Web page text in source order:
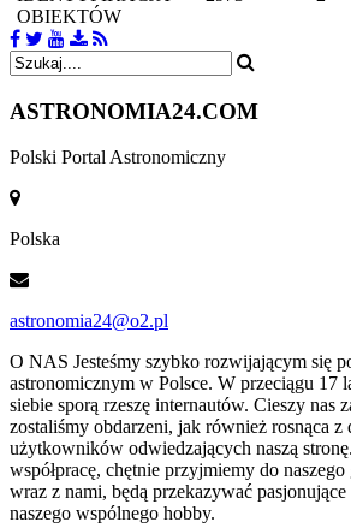
OBIEKTÓW
ASTRONOMIA24.COM
Polski Portal Astronomiczny
Polska
astronomia24@o2.pl
O NAS Jesteśmy szybko rozwijającym się
astronomicznym w Polsce. W przeciągu 17
siebie sporą rzeszę internautów. Cieszy nas
zostaliśmy obdarzeni, jak również rosnąca z
użytkowników odwiedzających naszą
współpracę, chętnie przyjmiemy do
wraz z nami, będą przekazywać pasjonujące
naszego wspólnego hobby.